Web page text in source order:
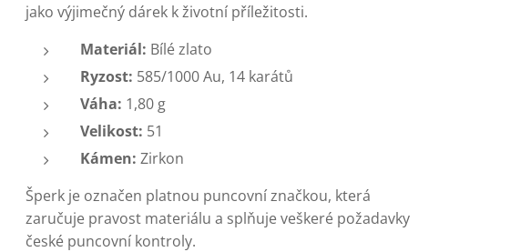
jako výjimečný dárek k životní příležitosti.
Materiál: Bílé zlato
Ryzost: 585/1000 Au, 14 karátů
Váha: 1,80 g
Velikost: 51
Kámen: Zirkon
Šperk je označen platnou puncovní značkou, která
zaručuje pravost materiálu a splňuje veškeré požadavky
české puncovní kontroly.